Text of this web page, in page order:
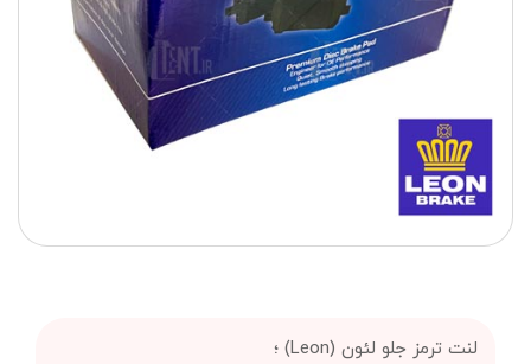
لنت ترمز جلو لئون (Leon) ؛